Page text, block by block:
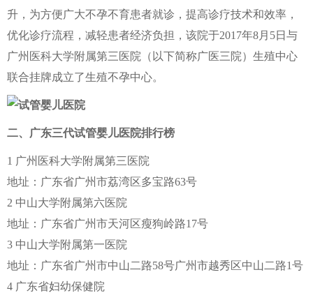
升，为方便广大不孕不育患者就诊，提高诊疗技术和效率，
优化诊疗流程，减轻患者经济负担，该院于2017年8月5日与
广州医科大学附属第三医院（以下简称广医三院）生殖中心
联合挂牌成立了生殖不孕中心。
二、广东三代试管婴儿医院排行榜
1 广州医科大学附属第三医院
地址：广东省广州市荔湾区多宝路63号
2 中山大学附属第六医院
地址：广东省广州市天河区瘦狗岭路17号
3 中山大学附属第一医院
地址：广东省广州市中山二路58号广州市越秀区中山二路1号
4 广东省妇幼保健院